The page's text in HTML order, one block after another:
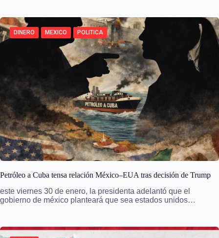
DINERO MEXICO POLITICA
Petróleo a Cuba tensa relación México–EUA tras decisión de Trump
este viernes 30 de enero, la presidenta adelantó que el
gobierno de méxico planteará que sea estados unidos…